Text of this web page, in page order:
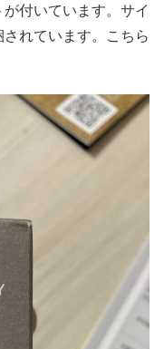
付いています。サイ
れています。こちら